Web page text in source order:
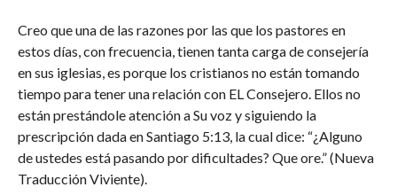
Creo que una de las razones por las que los pastores en
estos días, con frecuencia, tienen tanta carga de consejería
en sus iglesias, es porque los cristianos no están tomando
tiempo para tener una relación con EL Consejero. Ellos no
están prestándole atención a Su voz y siguiendo la
prescripción dada en Santiago 5:13, la cual dice: “¿Alguno
de ustedes está pasando por dificultades? Que ore.” (Nueva
Traducción Viviente).